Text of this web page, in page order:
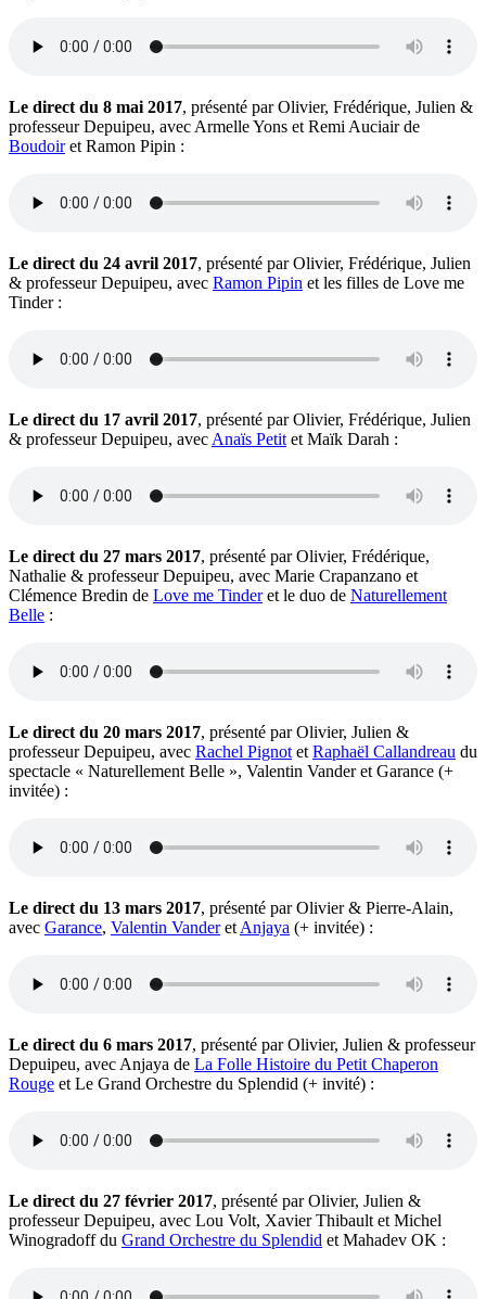
Le direct du 8 mai 2017, présenté par Olivier, Frédérique, Julien &
professeur Depuipeu, avec Armelle Yons et Remi Auciair de
Boudoiret Ramon Pipin :
Le direct du 24 avril 2017, présenté par Olivier, Frédérique, Julien
& professeur Depuipeu, avec Ramon Pipin et les filles de Love me
Tinder :
Le direct du 17 avril 2017, présenté par Olivier, Frédérique, Julien
& professeur Depuipeu, avec Anaïs Petit et Maïk Darah :
Le direct du 27 mars 2017, présenté par Olivier, Frédérique,
Nathalie & professeur Depuipeu, avec Marie Crapanzano et
Clémence Bredin de Love me Tinderet le duo de Naturellement
Belle :
Le direct du 20 mars 2017, présenté par Olivier, Julien &
professeur Depuipeu, avec Rachel Pignot et Raphaël Callandreau du
spectacle « Naturellement Belle », Valentin Vander et Garance (+
invitée) :
Le direct du 13 mars 2017, présenté par Olivier & Pierre-Alain,
avec Garance, Valentin Vanderet Anjaya (+ invitée) :
Le direct du 6 mars 2017, présenté par Olivier, Julien & professeur
Depuipeu, avec Anjaya de La Folle Histoire du Petit Chaperon
Rouge et Le Grand Orchestre du Splendid (+ invité) :
Le direct du 27 février 2017, présenté par Olivier, Julien &
professeur Depuipeu, avec Lou Volt, Xavier Thibault et Michel
Winogradoff du Grand Orchestre du Splendid et Mahadev OK :